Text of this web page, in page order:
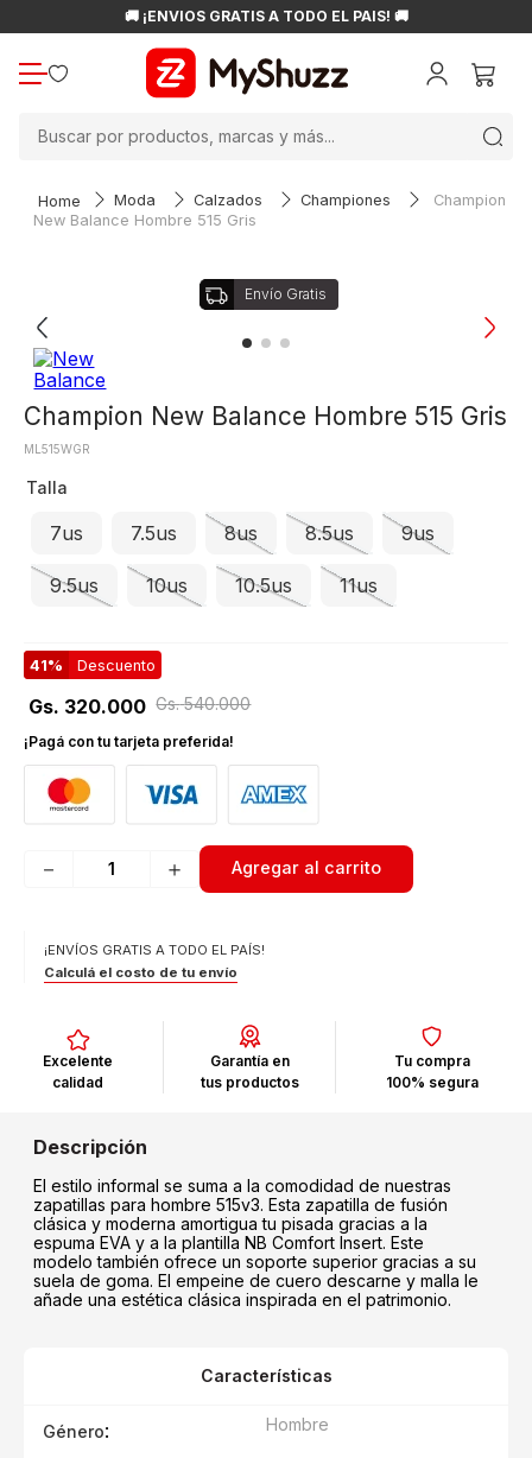
🚚 ¡ENVÍOS GRATIS A TODO EL PAÍS! 🚚
Moda Calzados Championes
Champion
New Balance Hombre 515 Gris
Champion New Balance Hombre 515 Gris
ML515WGR
Talla
7us 7.5us 8us 8.5us 9us
9.5us 10us 10.5us 11us
41% Descuento
Gs. 540.000
Gs. 320.000
¡Pagá con tu tarjeta preferida!
＋
－ Agregar al carrito
¡ENVÍOS GRATIS A TODO EL PAÍS!
Calculá el costo de tu envío
Excelente
calidad
Garantía en
tus productos
Tu compra
100% segura
El estilo informal se suma a la comodidad de nuestras
zapatillas para hombre 515v3. Esta zapatilla de fusión
clásica y moderna amortigua tu pisada gracias a la
espuma EVA y a la plantilla NB Comfort Insert. Este
modelo también ofrece un soporte superior gracias a su
suela de goma. El empeine de cuero descarne y malla le
añade una estética clásica inspirada en el patrimonio.
Características
Género: Hombre